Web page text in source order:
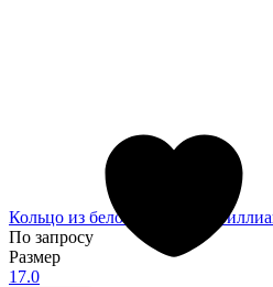
Кольцо из белого золота с
По запросу
Размер
17.0